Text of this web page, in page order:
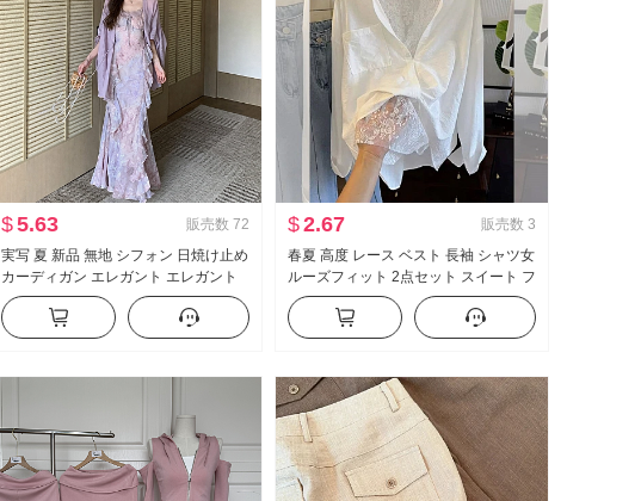
$5.63 販売数 72
実写 夏 新品 無地 シフォン 日焼け止め
カーディガン エレガント エレガント
シフォン フラワープリント ワンピー
ス女 ツーピースセット
$2.67 販売数 3
春夏 高度 レース ベスト 長袖 シャツ女
ルーズフィット 2点セット スイート フ
レッシュ